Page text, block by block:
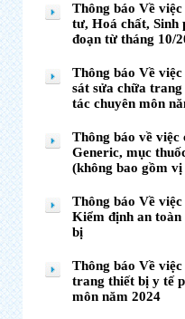
Thông báo Về
tư, Hoá chất, Sinh
đoạn từ tháng 10/
Thông báo Về
sát sửa chữa
tác chuyên môn
Thông báo về việc
Generic, mục
(không bao gồm
Thông báo Về
Kiểm định an
bị
Thông báo Về
trang thiết bị y tế
môn năm 2024